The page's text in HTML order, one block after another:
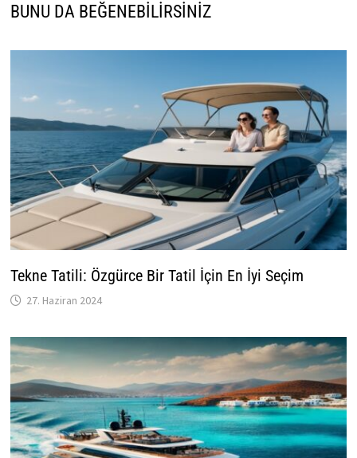
BUNU DA BEĞENEBILIRSINIZ
Tekne Tatili: Özgürce Bir Tatil İçin En İyi Seçim
27. Haziran 2024